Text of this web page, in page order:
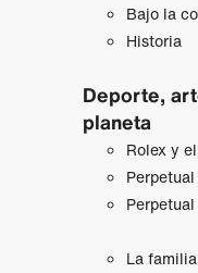
Bajo la
Historia
Deporte,
planeta
Rolex y
La